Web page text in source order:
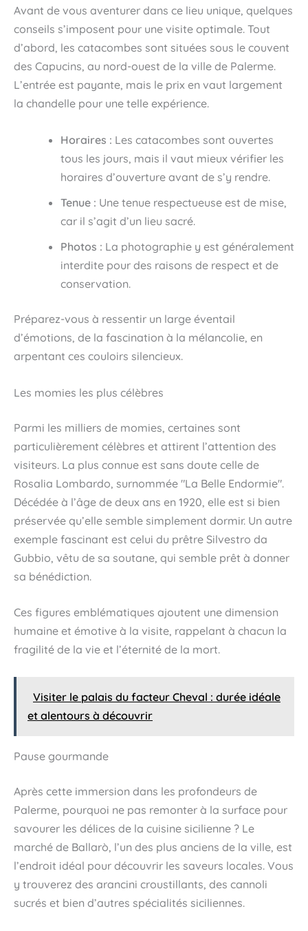
Avant de vous aventurer dans ce lieu unique, quelques
conseils s’imposent pour une visite optimale. Tout
d’abord, les catacombes sont situées sous le couvent
des Capucins, au nord-ouest de la ville de Palerme.
L’entrée est payante, mais le prix en vaut largement
la chandelle pour une telle expérience.
Horaires : Les catacombes sont ouvertes
tous les jours, mais il vaut mieux vérifier les
horaires d’ouverture avant de s’y rendre.
Tenue : Une tenue respectueuse est de mise,
car il s’agit d’un lieu sacré.
Photos : La photographie y est généralement
interdite pour des raisons de respect et de
conservation.
Préparez-vous à ressentir un large éventail
d’émotions, de la fascination à la mélancolie, en
arpentant ces couloirs silencieux.
Les momies les plus célèbres
Parmi les milliers de momies, certaines sont
particulièrement célèbres et attirent l’attention des
visiteurs. La plus connue est sans doute celle de
Rosalia Lombardo, surnommée "La Belle Endormie".
Décédée à l’âge de deux ans en 1920, elle est si bien
préservée qu’elle semble simplement dormir. Un autre
exemple fascinant est celui du prêtre Silvestro da
Gubbio, vêtu de sa soutane, qui semble prêt à donner
sa bénédiction.
Ces figures emblématiques ajoutent une dimension
humaine et émotive à la visite, rappelant à chacun la
fragilité de la vie et l’éternité de la mort.
Visiter le palais du facteur Cheval : durée idéale
et alentours à découvrir
Pause gourmande
Après cette immersion dans les profondeurs de
Palerme, pourquoi ne pas remonter à la surface pour
savourer les délices de la cuisine sicilienne ? Le
marché de Ballarò, l’un des plus anciens de la ville, est
l’endroit idéal pour découvrir les saveurs locales. Vous
y trouverez des arancini croustillants, des cannoli
sucrés et bien d’autres spécialités siciliennes.